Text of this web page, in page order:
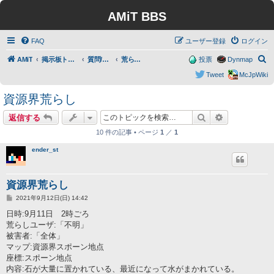
AMiT BBS
FAQ ログイン
ユーザー登録
AMiT 掲示板トップ 質問/要望/報告 荒らし報告
索
Dynmap
投票
McJpWiki
Tweet
資源界荒らし
返信する 検索
10 件の記事 • ページ 1 ／ 1
ender_st
資源界荒らし
投
記
事
2021年9月12日(日) 14:42
日時:9月11日 2時ごろ
荒らしユーザ:「不明」
被害者:「全体」
マップ:資源界スポーン地点
座標:スポーン地点
内容:石が大量に置かれている、最近になって水がまかれている。